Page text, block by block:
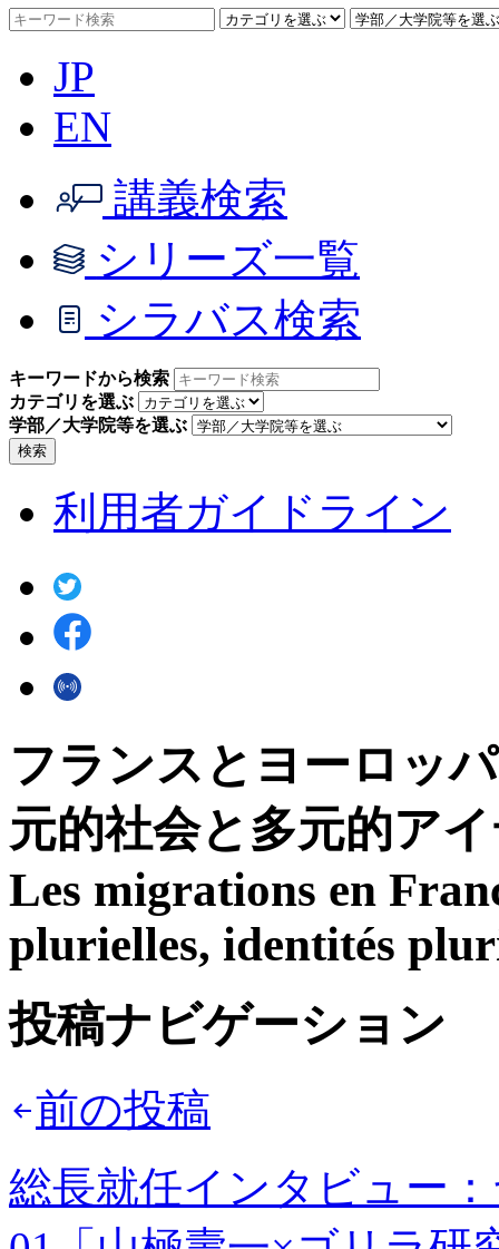
JP
EN
講義検索
シリーズ一覧
シラバス検索
キーワードから検索
カテゴリを選ぶ
学部／大学院等を選ぶ
検索
利用者ガイドライン
フランスとヨーロッ
元的社会と多元的ア
Les migrations en
plurielles, identités
投稿ナビゲーション
前の投稿
総長就任インタビュー